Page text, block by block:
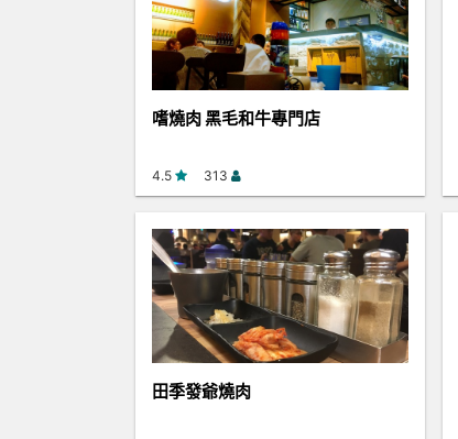
嗜燒肉 黑毛和牛專門店
4.5 313
田季發爺燒肉